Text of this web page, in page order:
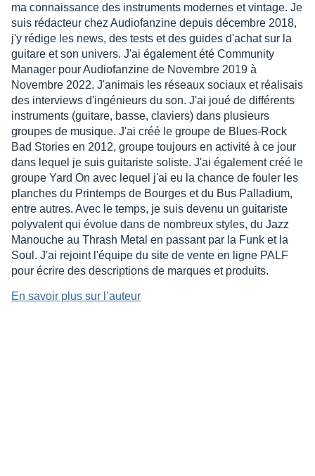
ma connaissance des instruments modernes et vintage. Je
suis rédacteur chez Audiofanzine depuis décembre 2018,
j'y rédige les news, des tests et des guides d'achat sur la
guitare et son univers. J'ai également été Community
Manager pour Audiofanzine de Novembre 2019 à
Novembre 2022. J'animais les réseaux sociaux et réalisais
des interviews d'ingénieurs du son. J'ai joué de différents
instruments (guitare, basse, claviers) dans plusieurs
groupes de musique. J'ai créé le groupe de Blues-Rock
Bad Stories en 2012, groupe toujours en activité à ce jour
dans lequel je suis guitariste soliste. J'ai également créé le
groupe Yard On avec lequel j'ai eu la chance de fouler les
planches du Printemps de Bourges et du Bus Palladium,
entre autres. Avec le temps, je suis devenu un guitariste
polyvalent qui évolue dans de nombreux styles, du Jazz
Manouche au Thrash Metal en passant par la Funk et la
Soul. J'ai rejoint l'équipe du site de vente en ligne PALF
pour écrire des descriptions de marques et produits.
En savoir plus sur l’auteur